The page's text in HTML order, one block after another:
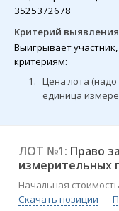
3525372678
Критерий
Выигрывает
критериям:
1. Цена лота
единица
ЛОТ №1: Право
измерительных
Начальная
Скачать позиции